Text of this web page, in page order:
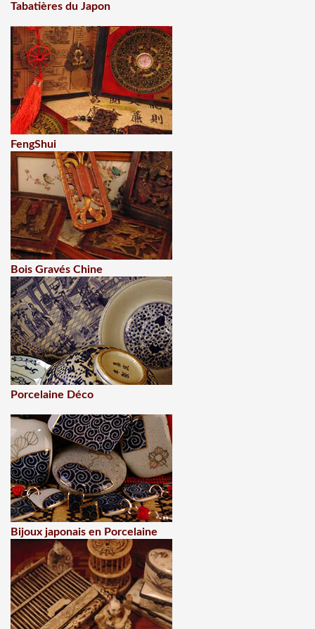
Tabatières du Japon
FengShui
Bois Gravés Chine
Porcelaine Déco
Bijoux japonais en Porcelaine